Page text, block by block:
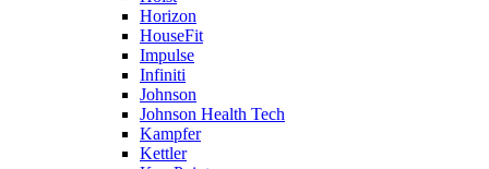
Horizon
HouseFit
Impulse
Infiniti
Johnson
Johnson Health Tech
Kampfer
Kettler